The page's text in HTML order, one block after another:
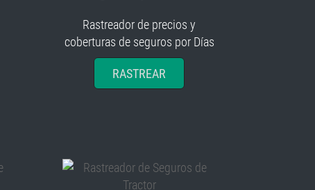
Rastreador de precios y
coberturas de seguros por Días
RASTREAR